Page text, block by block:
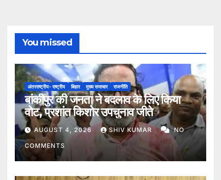
You missed
अंतरराष्ट्रीय- राष्ट्रीय बिहार मुख्य समाचार राजनीति
बांकीपुर की जनता ने बदलाव के लिए किया
वोट, प्रशांत किशोर उपचुनाव जीते
AUGUST 4, 2026 SHIV KUMAR NO
COMMENTS